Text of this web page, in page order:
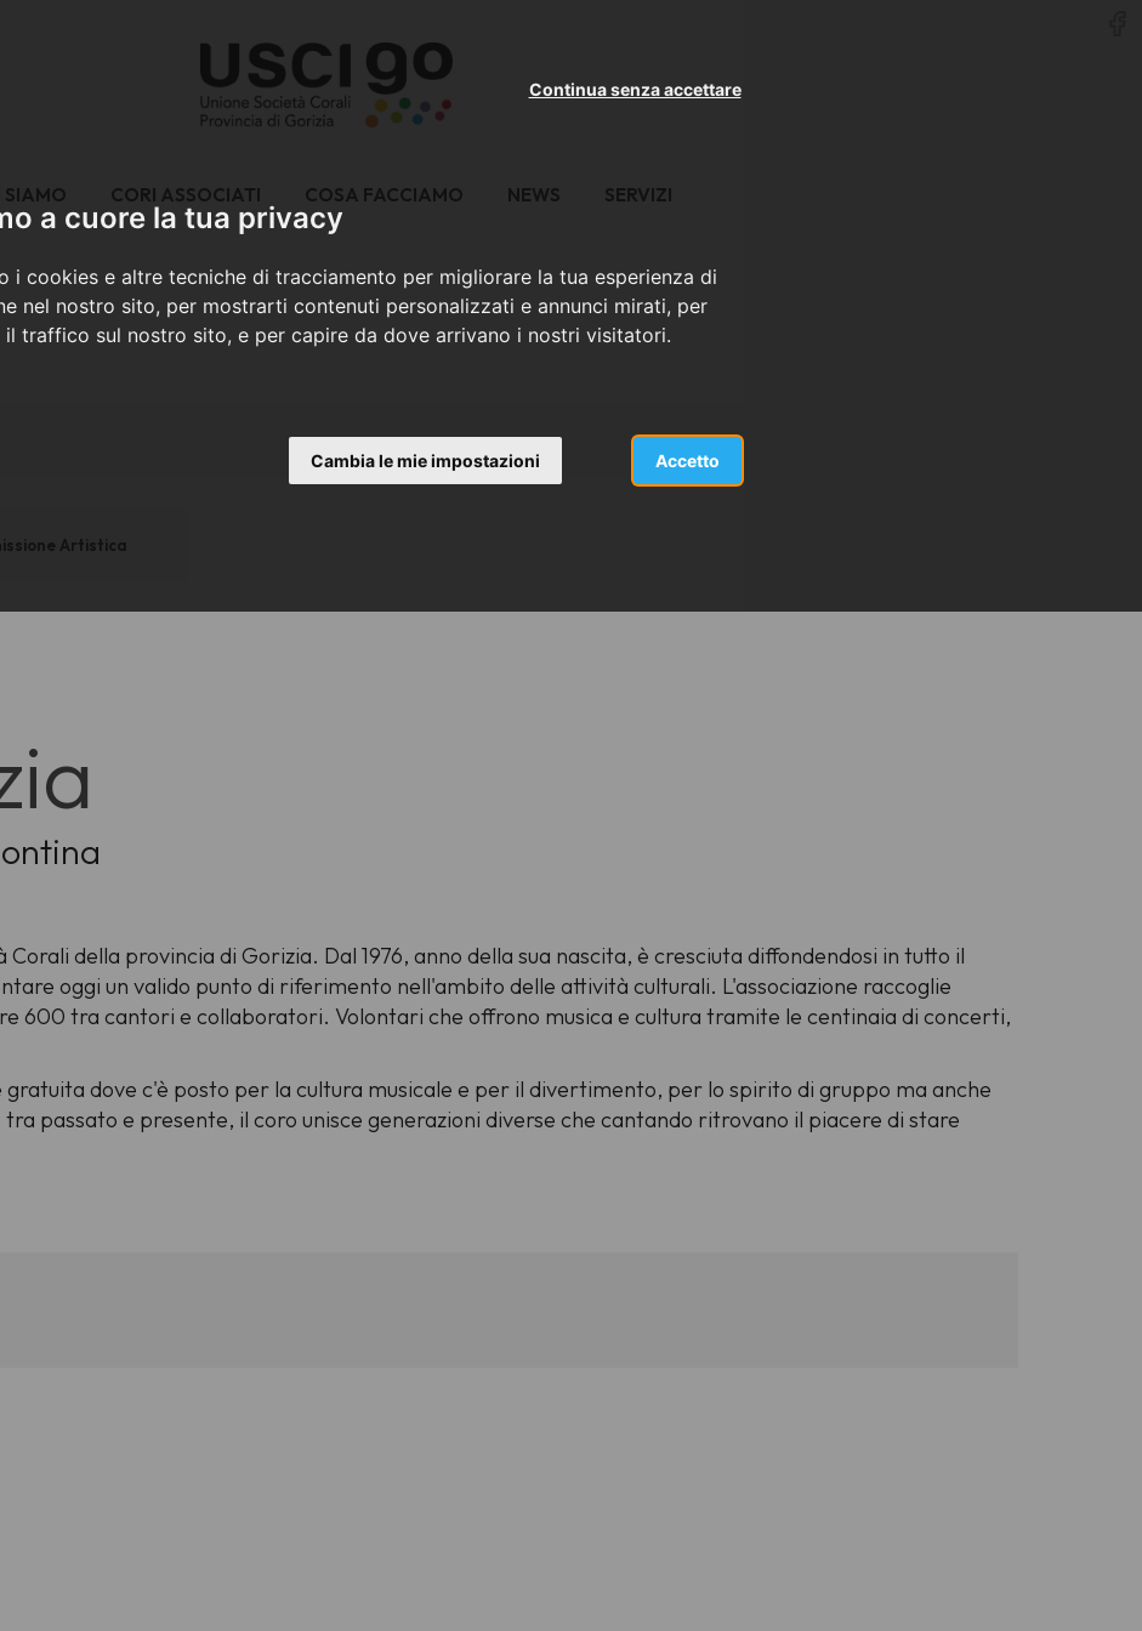
a cuore la tua privacy
i cookies e altre tecniche di tracciamento per migliorare la tua esperienza di
nel nostro sito, per mostrarti contenuti personalizzati e annunci mirati, per
il traffico sul nostro sito, e per capire da dove arrivano i nostri visitatori.
Accetto
Continua senza accettare
Cambia le mie impostazioni
SIAMO CORI ASSOCIATI COSA FACCIAMO NEWS SERVIZI
Artistica
Corali della provincia di Gorizia. Dal 1976, anno della sua nascita, è cresciuta diffondendosi in tutto il
oggi un valido punto di riferimento nell'ambito delle attività culturali. L'associazione raccoglie
600 tra cantori e collaboratori. Volontari che offrono musica e cultura tramite le centinaia di concerti,
gratuita dove c'è posto per la cultura musicale e per il divertimento, per lo spirito di gruppo ma anche
passato e presente, il coro unisce generazioni diverse che cantando ritrovano il piacere di stare